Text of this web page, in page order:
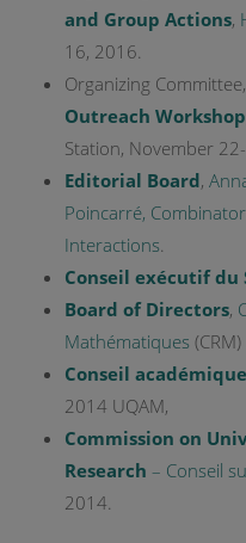
and Group Actions,
16, 2016.
Organizing Committee,
Outreach Workshop
Station, November
Editorial Board,
Poincarré,
Interactions
Conseil exécutif du
Board of Directors,
Mathématiques
Conseil académique
2014 UQAM,
Commission on
Research – Conseil
2014.